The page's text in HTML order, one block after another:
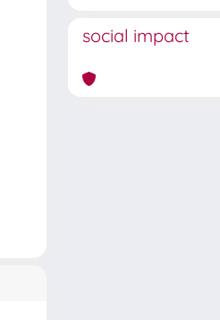
social impact